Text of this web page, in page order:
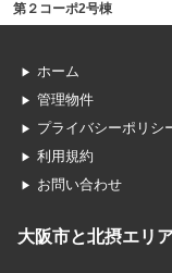
第２コーポ2号棟
ホーム
管理物件
プライバシーポリシ
利用規約
お問い合わせ
大阪市と北摂エリ